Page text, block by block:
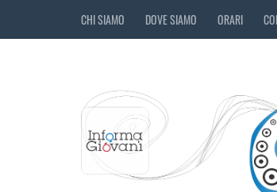
CHI SIAMO DOVE SIAMO ORARI